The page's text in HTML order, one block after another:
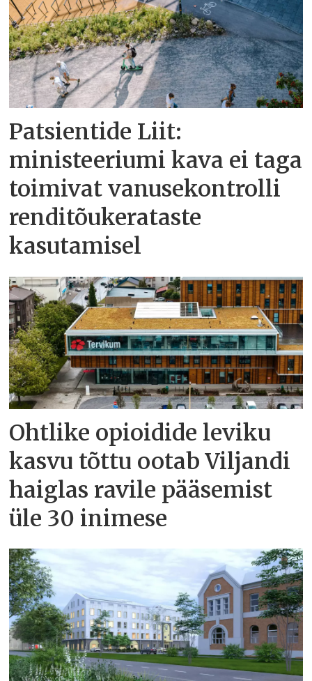
Patsientide Liit:
ministeeriumi kava ei taga
toimivat vanusekontrolli
renditõukerataste
kasutamisel
Ohtlike opioidide leviku
kasvu tõttu ootab Viljandi
haiglas ravile pääsemist
üle 30 inimese